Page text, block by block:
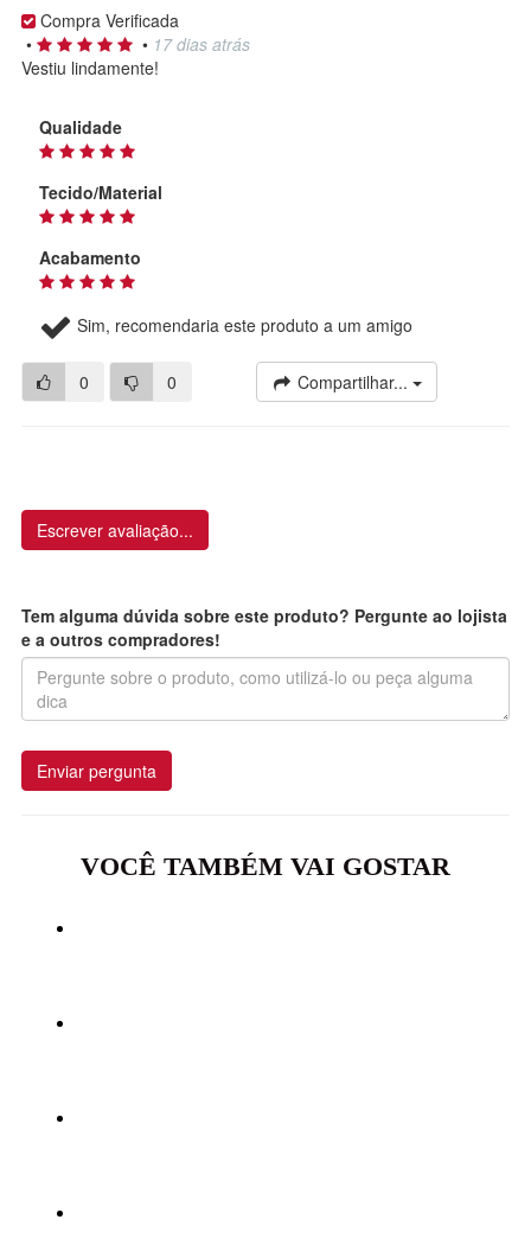
Compra Verificada
•
• 17 dias atrás
Vestiu lindamente!
Qualidade
Tecido/Material
Acabamento
Sim, recomendaria este produto a um amigo
0 0 Compartilhar...
Escrever avaliação...
Tem alguma dúvida sobre este produto? Pergunte ao lojista
e a outros compradores!
Enviar pergunta
VOCÊ TAMBÉM VAI GOSTAR